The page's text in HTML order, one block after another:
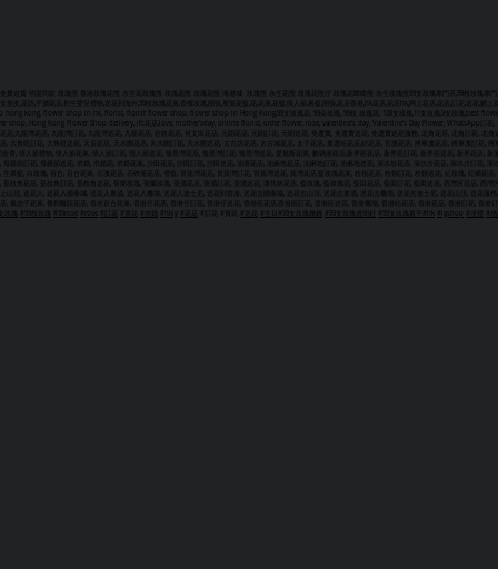
費送貨 明星同款 玫瑰熊 香港玫瑰花熊 永生花玫瑰熊 玫瑰花熊 玫瑰花熊 海港城 玫瑰熊 永生花熊 玫瑰花熊仔 玫瑰花啤啤熊 永生玫瑰熊
99支玫瑰專門店,99枝玫瑰專
朋友,花語,平價花店,初生嬰兒禮物,送花到海外,99枝玫瑰花束,香檳玫瑰,開張,展覧花籃,花,花束,花籃,情人節,果籃,開張,花店香港,hk花店,花店hk,网上花店,花店,訂花,送
hong kong, flower shop in hk, florist, florist flower shop, flower shop in Hong Kong,99支玫瑰花, 99朵玫瑰, 99枝 玫瑰花, 108支玫瑰,11支玫瑰,9支玫瑰
shop, Hong Kong Flower Shop delivery, ifc花店,love, mother'sday, online florist, order flower, rose, valentine's day, Valentine's Day Flower, WhatsApp訂花, 上
店,九龍灣花店, 九龍灣訂花, 九龍灣送花, 九龍花店, 佐敦花店, 何文田花店, 元朗花店, 元朗訂花, 元朗送花, 免運費, 免運費送花, 免運費送花服務, 北角花店, 北角訂花,
, 大角咀訂花, 大角咀送花, 天后花店, 天水圍花店, 天水圍訂花, 天水圍送花, 太古坊花店, 太古城花店, 太子花店, 奧運站花店,好花店, 官塘花店, 將軍澳花店, 將軍澳訂花
金香, 情人節禮物, 情人節花束, 情人節訂花, 情人節送花, 愉景灣花店, 愉景灣訂花, 愉景灣送花, 愛麗斯花束, 數碼港花店,新界區花店, 新界區訂花, 新界區送花, 新界花店,
母親節訂花, 母親節送花, 求婚, 求婚花, 求婚花束, 沙田花店, 沙田訂花, 沙田送花, 油塘花店, 油麻地花店, 油麻地訂花, 油麻地送花, 深水埗花店, 深水步花店, 深水步訂花
生果籃, 白玫瑰, 百合, 百合花束, 石澳花店, 石硤尾花店, 禮籃, 筲箕灣花店, 筲箕灣訂花, 筲箕灣送花, 箕灣花店,籃玫瑰花束, 粉嶺花店, 粉嶺訂花, 粉嶺送花, 紅玫瑰, 紅磡
荔枝角花店, 荔枝角訂花, 荔枝角送花, 荷蔅玫瑰, 荷蘭玫瑰, 葵涌花店, 葵涌訂花, 葵涌送花, 薄扶林花店, 藍玫瑰, 藍玫瑰花, 藍田花店, 藍田訂花, 藍田送花, 西灣河花店,
山頂, 送花人, 送花入國泰城, 送花入東涌, 送花入機場, 送花入迪士尼, 送花到香港, 送花去國泰城, 送花去山頂, 送花去東涌, 送花去機場, 送花去迪士尼, 送花山頂, 送花
, 風信子花束, 養和醫院花店, 香水百合花束, 香港仔花店, 香港仔訂花, 香港仔送花, 香港區花店,香港區訂花, 香港區送花, 香港機場, 香港站花店, 香港花店, 香港訂花, 香
#99枝玫瑰 #99rose #rose #訂花 #買花 #求婚 #hkig #花店 #訂花 #買花 #送花 #生日 #99支玫瑰幾錢 #99支玫瑰邊間好 #99支玫瑰最平 #hk #igshop #浸禮 #